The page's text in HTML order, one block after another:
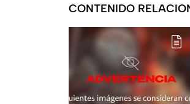
CONTENIDO